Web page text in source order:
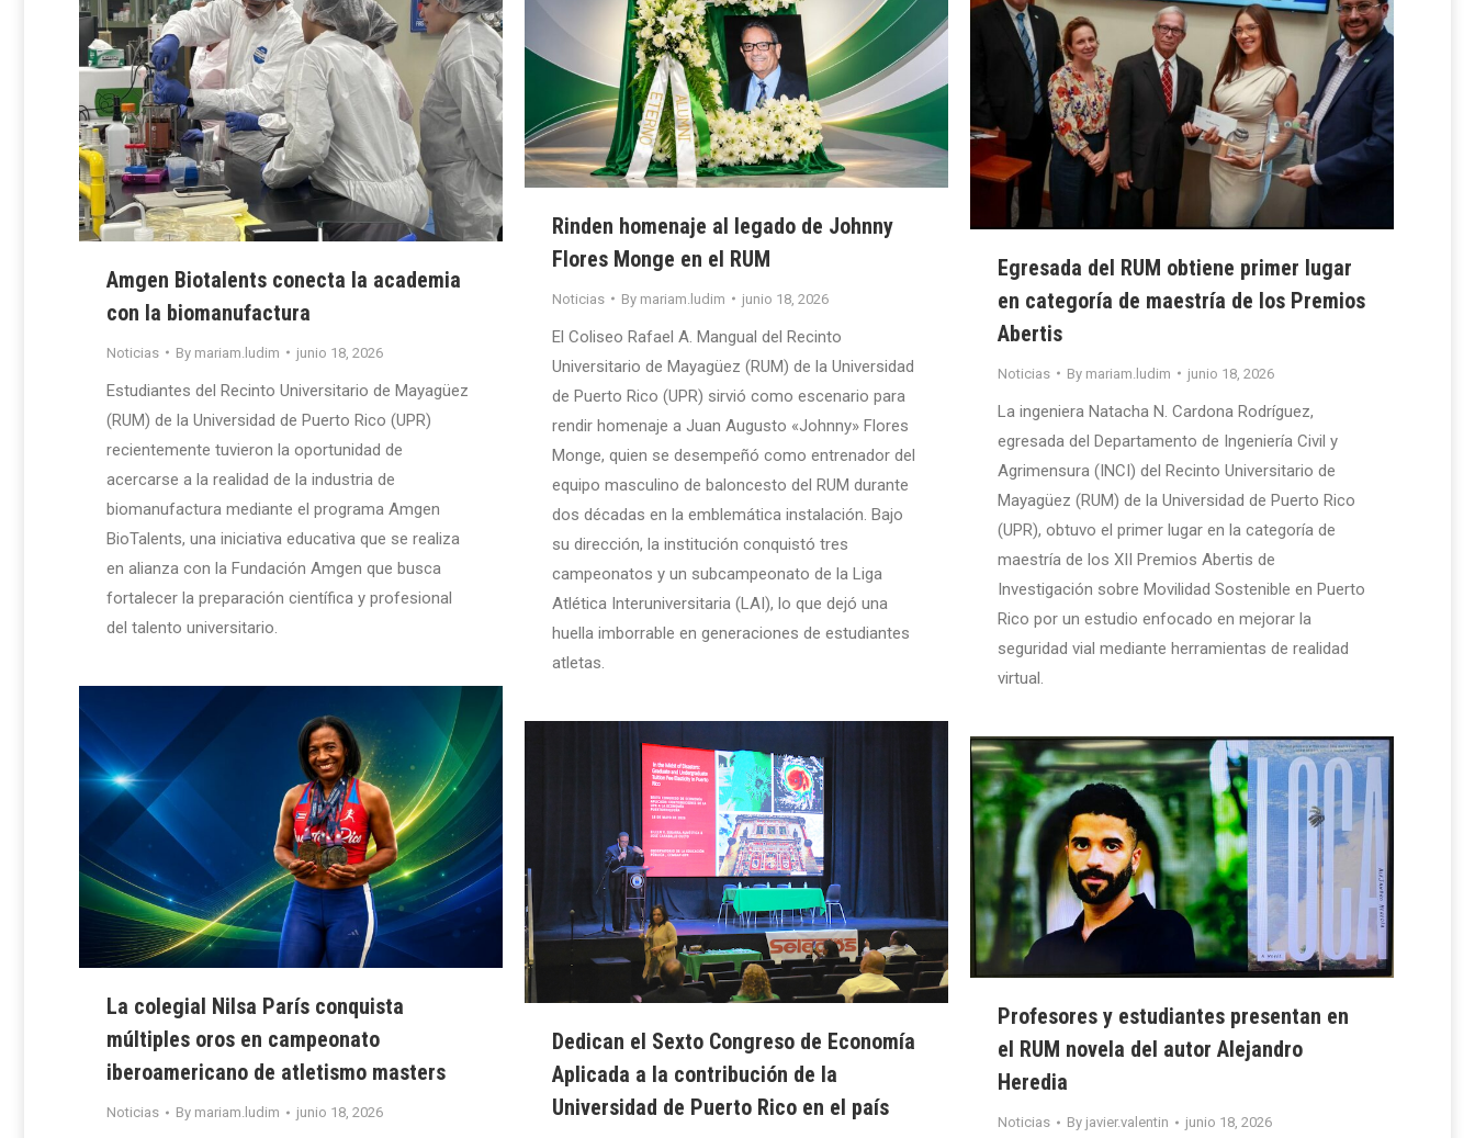
Amgen Biotalents conecta la academia
con la biomanufactura
Noticias By mariam.ludim junio 18, 2026
Estudiantes del Recinto Universitario de Mayagüez
(RUM) de la Universidad de Puerto Rico (UPR)
recientemente tuvieron la oportunidad de
acercarse a la realidad de la industria de
biomanufactura mediante el programa Amgen
BioTalents, una iniciativa educativa que se realiza
en alianza con la Fundación Amgen que busca
fortalecer la preparación científica y profesional
del talento universitario.
Rinden homenaje al legado de Johnny
Flores Monge en el RUM
Noticias By mariam.ludim junio 18, 2026
El Coliseo Rafael A. Mangual del Recinto
Universitario de Mayagüez (RUM) de la Universidad
de Puerto Rico (UPR) sirvió como escenario para
rendir homenaje a Juan Augusto «Johnny» Flores
Monge, quien se desempeñó como entrenador del
equipo masculino de baloncesto del RUM durante
dos décadas en la emblemática instalación. Bajo
su dirección, la institución conquistó tres
campeonatos y un subcampeonato de la Liga
Atlética Interuniversitaria (LAI), lo que dejó una
huella imborrable en generaciones de estudiantes
atletas.
Egresada del RUM obtiene primer lugar
en categoría de maestría de los Premios
Abertis
Noticias By mariam.ludim junio 18, 2026
La ingeniera Natacha N. Cardona Rodríguez,
egresada del Departamento de Ingeniería Civil y
Agrimensura (INCI) del Recinto Universitario de
Mayagüez (RUM) de la Universidad de Puerto Rico
(UPR), obtuvo el primer lugar en la categoría de
maestría de los XII Premios Abertis de
Investigación sobre Movilidad Sostenible en Puerto
Rico por un estudio enfocado en mejorar la
seguridad vial mediante herramientas de realidad
virtual.
La colegial Nilsa París conquista
múltiples oros en campeonato
iberoamericano de atletismo masters
Noticias By mariam.ludim junio 18, 2026
Dedican el Sexto Congreso de Economía
Aplicada a la contribución de la
Universidad de Puerto Rico en el país
Profesores y estudiantes presentan en
el RUM novela del autor Alejandro
Heredia
Noticias By javier.valentin junio 18, 2026